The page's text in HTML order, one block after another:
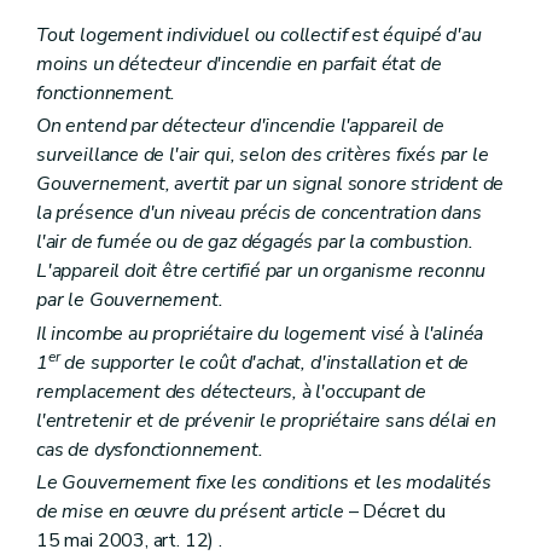
Tout logement individuel ou collectif est équipé d'au
moins un détecteur d'incendie en parfait état de
fonctionnement.
On entend par détecteur d'incendie l'appareil de
surveillance de l'air qui, selon des critères fixés par le
Gouvernement, avertit par un signal sonore strident de
la présence d'un niveau précis de concentration dans
l'air de fumée ou de gaz dégagés par la combustion.
L'appareil doit être certifié par un organisme reconnu
par le Gouvernement.
Il incombe au propriétaire du logement visé à l'alinéa
1erde supporter le coût d'achat, d'installation et de
remplacement des détecteurs, à l'occupant de
l'entretenir et de prévenir le propriétaire sans délai en
cas de dysfonctionnement.
Le Gouvernement fixe les conditions et les modalités
de mise en œuvre du présent article – Décret du
15 mai 2003, art. 12) .